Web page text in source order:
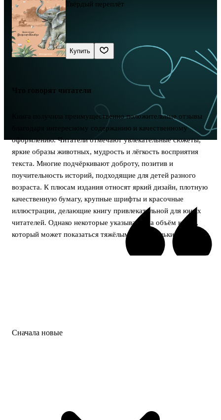
Твёрдый переплёт
Купить
Что говорят читатели
Книга получила преимущественно положительные отзывы
благодаря интересному содержанию и качественному
оформлению. Читатели отмечают увлекательные сюжеты,
яркие образы животных, мудрость и лёгкость восприятия
текста. Многие подчёркивают доброту, позитив и
поучительность историй, подходящие для детей разного
возраста. К плюсам издания относят яркий дизайн, плотную
качественную бумагу, крупные шрифты и красочные
иллюстрации, делающие книгу привлекательной для юных
читателей. Однако некоторые указывают на объём книги,
который может показаться тяжёлым для маленьких детей.
Сначала новые